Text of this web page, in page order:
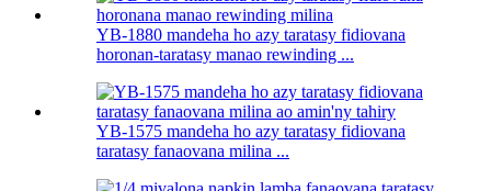
YB-1880 mandeha ho azy taratasy fidiovana
horonan-taratasy manao rewinding ...
YB-1575 mandeha ho azy taratasy fidiovana
taratasy fanaovana milina ...